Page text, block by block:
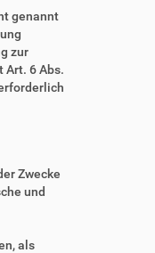
genannt
zur
Art. 6 Abs.
Zwecke
und
als